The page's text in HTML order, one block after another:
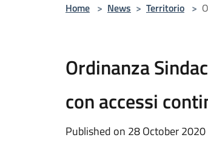
Home > News > Territorio >
Ordinanza
con accessi
Published on 28 October 2020